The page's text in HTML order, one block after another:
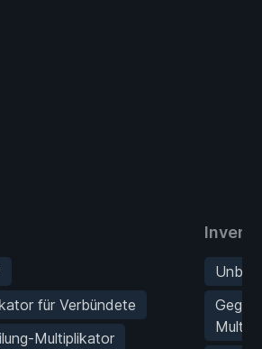
für Verbündete
Multiplikator